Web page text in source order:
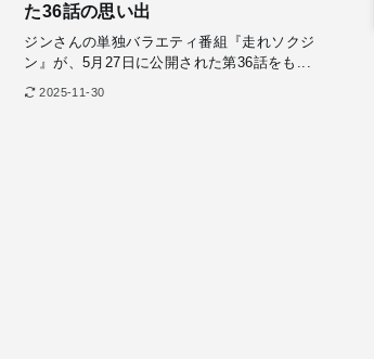
た36話の思い出
ジンさんの単独バラエティ番組『走れソクジ
ン』が、5月27日に公開された第36話をも...
2025-11-30